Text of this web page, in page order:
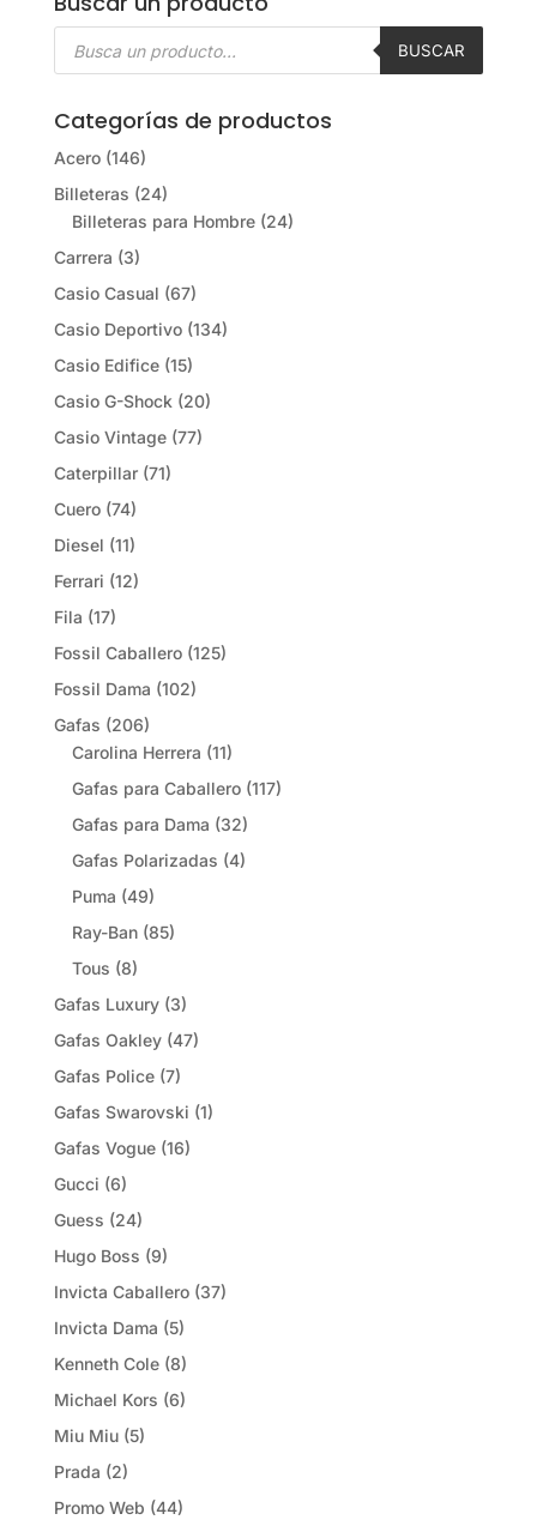
Búsqueda
BUSCAR
Categorías de productos
Acero (146)
Billeteras (24)
Billeteras para Hombre (24)
Carrera (3)
Casio Casual (67)
Casio Deportivo (134)
Casio Edifice (15)
Casio G-Shock (20)
Casio Vintage (77)
Caterpillar (71)
Cuero (74)
Diesel (11)
Ferrari (12)
Fila (17)
Fossil Caballero (125)
Fossil Dama (102)
Gafas (206)
Carolina Herrera (11)
Gafas para Caballero (117)
Gafas para Dama (32)
Gafas Polarizadas (4)
Puma (49)
Ray-Ban (85)
Tous (8)
Gafas Luxury (3)
Gafas Oakley (47)
Gafas Police (7)
Gafas Swarovski (1)
Gafas Vogue (16)
Gucci (6)
Guess (24)
Hugo Boss (9)
Invicta Caballero (37)
Invicta Dama (5)
Kenneth Cole (8)
Michael Kors (6)
Miu Miu (5)
Prada (2)
Promo Web (44)